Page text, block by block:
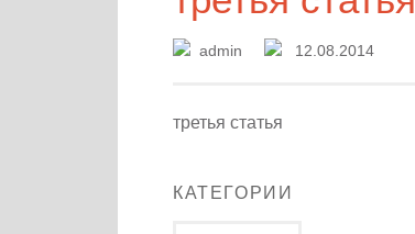
admin 12.08.2014
третья статья
КАТЕГОРИИ